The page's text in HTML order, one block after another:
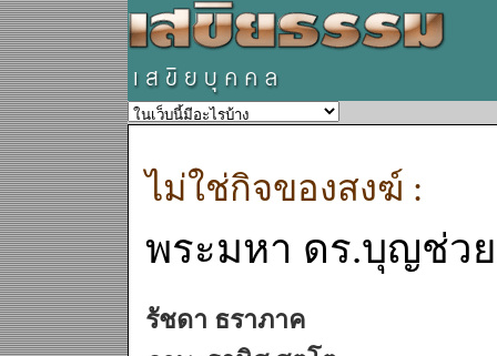
ไม่ใช่กิจของสงฆ์ :
พระมหา ดร.บุญช่ว
รัชดา ธราภาค